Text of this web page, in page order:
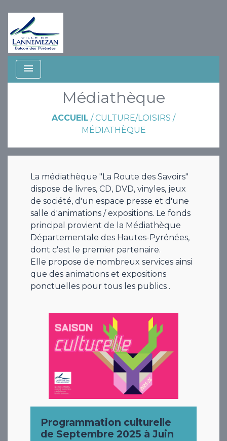
menu
Médiathèque
ACCUEIL /CULTURE/LOISIRS /
MÉDIATHÈQUE
La médiathèque "La Route des Savoirs"
dispose de livres, CD, DVD, vinyles, jeux
de société, d'un espace presse et d'une
salle d'animations / expositions. Le fonds
principal provient de la Médiathèque
Départementale des Hautes-Pyrénées,
dont c'est le premier partenaire.
Elle propose de nombreux services ainsi
que des animations et expositions
ponctuelles pour tous les publics .
Programmation culturelle
de Septembre 2025 à Juin